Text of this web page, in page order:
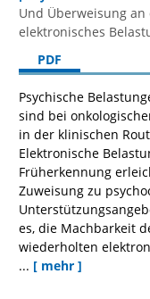
Und Überweisung
elektronisches
PDF
Psychische
sind bei
in der klinischen
Elektronische
Früherkennung
Zuweisung zu
es, die Machbarkeit
wiederholten
... [ mehr ]